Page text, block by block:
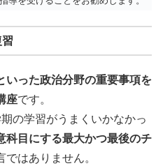
いった政治分野の重要事項を
座です。
の学習がうまくいかなかっ
科目にする最大かつ最後のチ
はありません。